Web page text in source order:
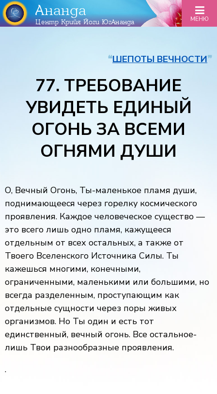
Ананда
Центр Крийя Йоги ЮгАнанда МЕНЮ
❝ШЕПОТЫ ВЕЧНОСТИ❞
77. ТРЕБОВАНИЕ
УВИДЕТЬ ЕДИНЫЙ
ОГОНЬ ЗА ВСЕМИ
ОГНЯМИ ДУШИ
О, Вечный Огонь, Ты-маленькое пламя души,
поднимающееся через горелку космического
проявления. Каждое человеческое существо —
это всего лишь одно пламя, кажущееся
отдельным от всех остальных, а также от
Твоего Вселенского Источника Силы. Ты
кажешься многими, конечными,
ограниченными, маленькими или большими, но
всегда разделенным, проступающим как
отдельные сущности через поры живых
организмов. Но Ты один и есть тот
единственный, вечный огонь. Все остальное-
лишь Твои разнообразные проявления.
.